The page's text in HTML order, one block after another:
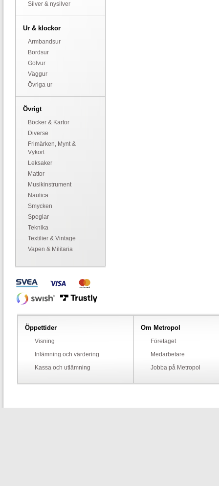
Silver & nysilver
Ur & klockor
Armbandsur
Bordsur
Golvur
Väggur
Övriga ur
Övrigt
Böcker & Kartor
Diverse
Frimärken, Mynt &
Vykort
Leksaker
Mattor
Musikinstrument
Nautica
Smycken
Speglar
Teknika
Textilier & Vintage
Vapen & Militaria
Öppettider
Visning
Inlämning och värdering
Kassa och utlämning
Om Metropol
Företaget
Medarbetare
Jobba på Metropol